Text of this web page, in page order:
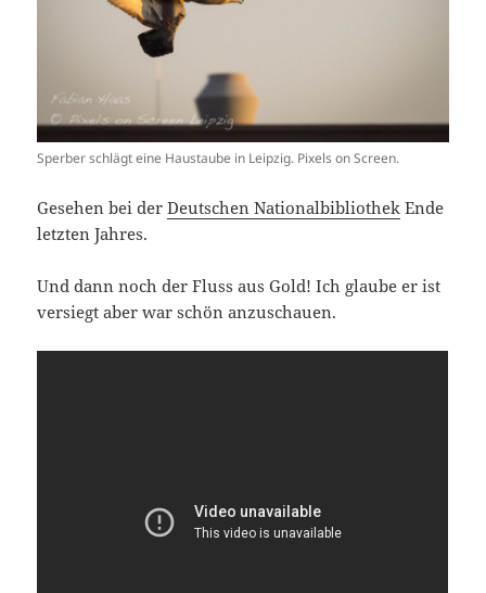
Sperber schlägt eine Haustaube in Leipzig. Pixels on Screen.
Gesehen bei derDeutschen Nationalbibliothek Ende
letzten Jahres.
Und dann noch der Fluss aus Gold! Ich glaube er ist
versiegt aber war schön anzuschauen.